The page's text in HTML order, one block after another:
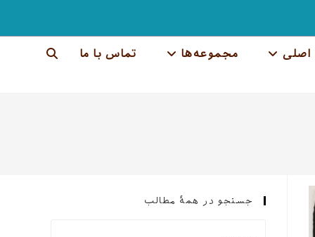
مجموعه‌ها تماس با ما جستجوی
جستجو در همهٔ مطالب